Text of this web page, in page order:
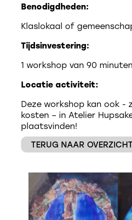
Benodigdheden:
Klaslokaal of
Tijdsinvestering:
1 workshop van 90 minuten
Locatie activiteit:
Deze workshop kan ook -
kosten – in Atelier
plaatsvinden!
TERUG NAAR